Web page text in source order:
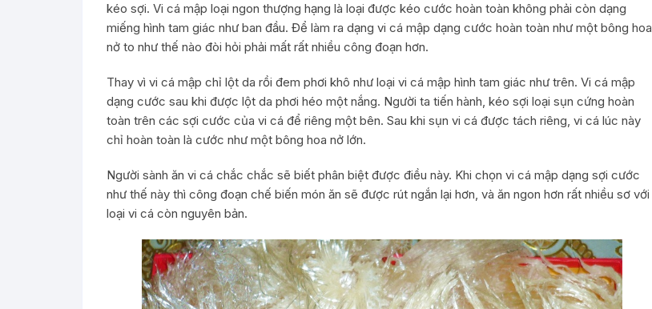
kéo sợi. Vi cá mập loại ngon thượng hạng là loại được kéo cước hoàn toàn không phải còn dạng
miếng hình tam giác như ban đầu. Để làm ra dạng vi cá mập dạng cước hoàn toàn như một bông hoa
nở to như thế nào đòi hỏi phải mất rất nhiều công đoạn hơn.
Thay vì vi cá mập chỉ lột da rồi đem phơi khô như loại vi cá mập hình tam giác như trên. Vi cá mập
dạng cước sau khi được lột da phơi héo một nắng. Người ta tiến hành, kéo sợi loại sụn cứng hoàn
toàn trên các sợi cước của vi cá để riêng một bên. Sau khi sụn vi cá được tách riêng, vi cá lúc này
chỉ hoàn toàn là cước như một bông hoa nở lớn.
Người sành ăn vi cá chắc chắc sẽ biết phân biệt được điều này. Khi chọn vi cá mập dạng sợi cước
như thế này thì công đoạn chế biến món ăn sẽ được rút ngắn lại hơn, và ăn ngon hơn rất nhiều sơ với
loại vi cá còn nguyên bản.